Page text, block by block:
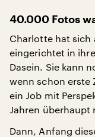
40.000 Fotos
Charlotte hat sich
eingerichtet in
Dasein. Sie kann
wenn schon erste
ein Job mit
Jahren überhaupt
Dann, Anfang